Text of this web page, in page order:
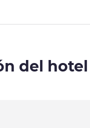
del hotel